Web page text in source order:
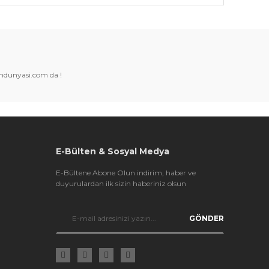
tarafımıza iletebilirsiniz.
da !
E-Bülten & Sosyal Medya
E-Bültene Abone Olun indirim, haber ve
duyurulardan ilk sizin haberiniz olsun
GÖNDER